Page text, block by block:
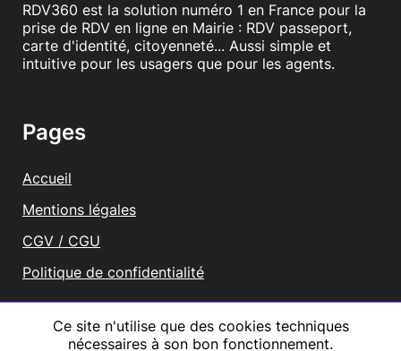
Ce site n'utilise que des cookies techniques
nécessaires à son bon fonctionnement.
RDV360 est la solution numéro 1 en France pour la
prise de RDV en ligne en Mairie : RDV passeport,
carte d'identité, citoyenneté... Aussi simple et
intuitive pour les usagers que pour les agents.
Pages
Accueil
Mentions légales
CGV / CGU
Politique de confidentialité
Vous représentez une mairie ?